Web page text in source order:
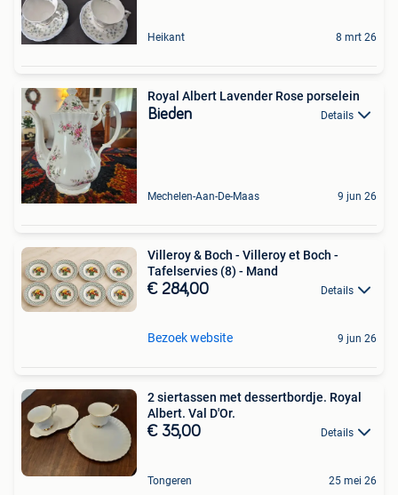
Heikant 8 mrt 26
Royal Albert Lavender Rose porselein
Bieden Details
Mechelen-Aan-De-Maas 9 jun 26
Villeroy & Boch - Villeroy et Boch -
Tafelservies (8) - Mand
€ 284,00 Details
Bezoek website 9 jun 26
2 siertassen met dessertbordje. Royal
Albert. Val D'Or.
€ 35,00 Details
Tongeren 25 mei 26